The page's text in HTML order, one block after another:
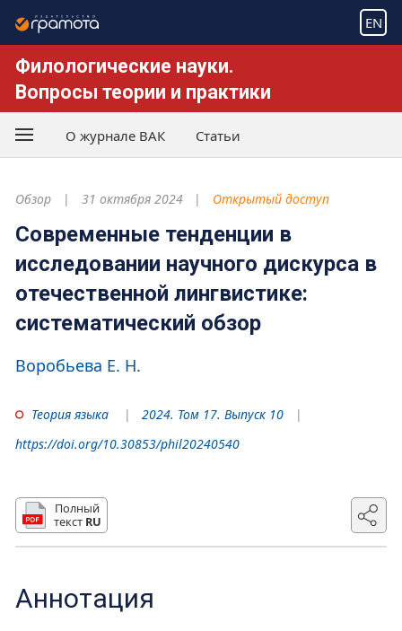
EN
Филологические науки.
Вопросы теории и практики
О журнале ВАК Статьи
Обзор 31 октября 2024 Открытый доступ
Современные тенденции в
исследовании научного дискурса в
отечественной лингвистике:
систематический обзор
Воробьева Е. Н.
Теория языка
2024. Том 17. Выпуск 10
https://doi.org/10.30853/phil20240540
Полный
текст RU
Аннотация